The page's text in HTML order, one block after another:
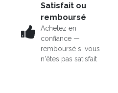
Satisfait ou
remboursé
Achetez en
confiance —
remboursé si vous
n'êtes pas satisfait